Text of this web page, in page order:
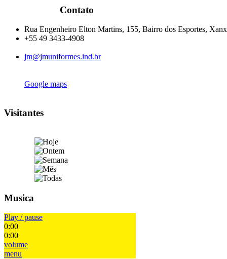
Contato
Rua Engenheiro Elton Martins, 155, Bairro dos Esportes,
+55 49 3433-4908
jm@jmuniformes.ind.br
Google maps
Visitantes
Musica
Play / pause
0:00
0:00
volume
menu